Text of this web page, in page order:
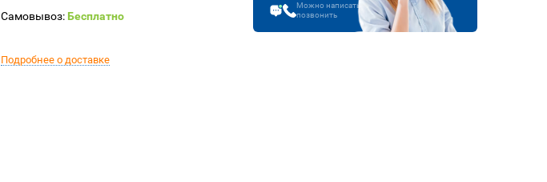
Самовывоз:Бесплатно
Подробнее о доставке
Можно написать или
позвонить